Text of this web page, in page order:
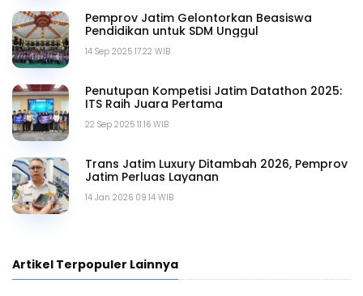
14 Sep 2025 17.22 WIB
Pemprov Jatim Gelontorkan Beasiswa
Pendidikan untuk SDM Unggul
22 Sep 2025 11.16 WIB
Penutupan Kompetisi Jatim Datathon 2025:
ITS Raih Juara Pertama
14 Jan 2026 09.14 WIB
Trans Jatim Luxury Ditambah 2026, Pemprov
Jatim Perluas Layanan
Artikel Terpopuler Lainnya